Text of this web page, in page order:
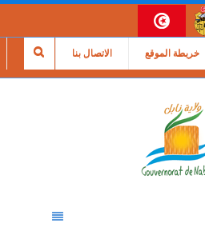
الاتصال بنا خريطة الموقع